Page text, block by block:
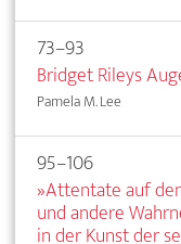
73–93
Bridget Rileys
Pamela M. Lee
95–106
»Attentate auf
und andere
in der Kunst der